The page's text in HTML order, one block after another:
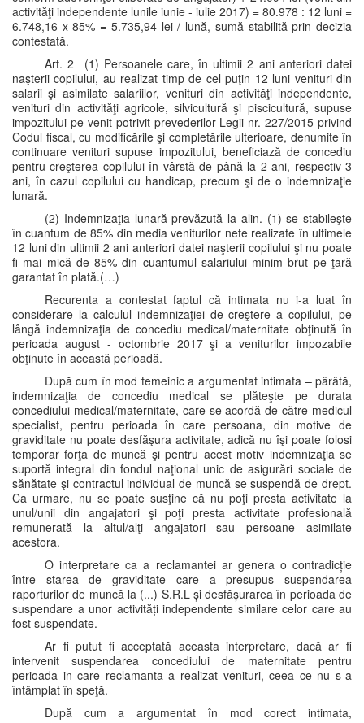
activităţi independente lunile iunie - iulie 2017) = 80.978 : 12 luni =
6.748,16 x 85% = 5.735,94 lei / lună, sumă stabilită prin decizia
contestată.
Art. 2 (1) Persoanele care, în ultimii 2 ani anteriori datei
naşterii copilului, au realizat timp de cel puţin 12 luni venituri din
salarii şi asimilate salariilor, venituri din activităţi independente,
venituri din activităţi agricole, silvicultură şi piscicultură, supuse
impozitului pe venit potrivit prevederilor Legii nr. 227/2015 privind
Codul fiscal, cu modificările şi completările ulterioare, denumite în
continuare venituri supuse impozitului, beneficiază de concediu
pentru creşterea copilului în vârstă de până la 2 ani, respectiv 3
ani, în cazul copilului cu handicap, precum şi de o indemnizaţie
lunară.
(2) Indemnizaţia lunară prevăzută la alin. (1) se stabileşte
în cuantum de 85% din media veniturilor nete realizate în ultimele
12 luni din ultimii 2 ani anteriori datei naşterii copilului şi nu poate
fi mai mică de 85% din cuantumul salariului minim brut pe ţară
garantat în plată.(…)
Recurenta a contestat faptul că intimata nu i-a luat în
considerare la calculul indemnizaţiei de creştere a copilului, pe
lângă indemnizaţia de concediu medical/maternitate obţinută în
perioada august - octombrie 2017 şi a veniturilor impozabile
obţinute în această perioadă.
După cum în mod temeinic a argumentat intimata – pârâtă,
indemnizaţia de concediu medical se plăteşte pe durata
concediului medical/maternitate, care se acordă de către medicul
specialist, pentru perioada în care persoana, din motive de
graviditate nu poate desfăşura activitate, adică nu îşi poate folosi
temporar forţa de muncă şi pentru acest motiv indemnizaţia se
suportă integral din fondul naţional unic de asigurări sociale de
sănătate şi contractul individual de muncă se suspendă de drept.
Ca urmare, nu se poate susţine că nu poţi presta activitate la
unul/unii din angajatori şi poţi presta activitate profesională
remunerată la altul/alţi angajatori sau persoane asimilate
acestora.
O interpretare ca a reclamantei ar genera o contradicție
între starea de graviditate care a presupus suspendarea
raporturilor de muncă la (...) S.R.L și desfășurarea în perioada de
suspendare a unor activități independente similare celor care au
fost suspendate.
Ar fi putut fi acceptată aceasta interpretare, dacă ar fi
intervenit suspendarea concediului de maternitate pentru
perioada in care reclamanta a realizat venituri, ceea ce nu s-a
întâmplat în speţă.
După cum a argumentat în mod corect intimata,